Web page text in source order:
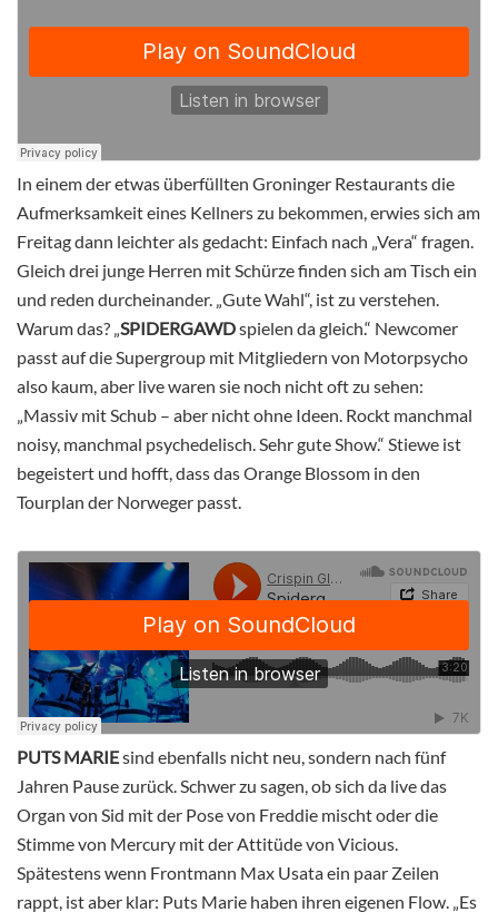
In einem der etwas überfüllten Groninger Restaurants die
Aufmerksamkeit eines Kellners zu bekommen, erwies sich am
Freitag dann leichter als gedacht: Einfach nach „Vera“ fragen.
Gleich drei junge Herren mit Schürze finden sich am Tisch ein
und reden durcheinander. „Gute Wahl“, ist zu verstehen.
Warum das? „SPIDERGAWDspielen da gleich.“ Newcomer
passt auf die Supergroup mit Mitgliedern von Motorpsycho
also kaum, aber live waren sie noch nicht oft zu sehen:
„Massiv mit Schub – aber nicht ohne Ideen. Rockt manchmal
noisy, manchmal psychedelisch. Sehr gute Show.“ Stiewe ist
begeistert und hofft, dass das Orange Blossom in den
Tourplan der Norweger passt.
PUTS MARIEsind ebenfalls nicht neu, sondern nach fünf
Jahren Pause zurück. Schwer zu sagen, ob sich da live das
Organ von Sid mit der Pose von Freddie mischt oder die
Stimme von Mercury mit der Attitüde von Vicious.
Spätestens wenn Frontmann Max Usata ein paar Zeilen
rappt, ist aber klar: Puts Marie haben ihren eigenen Flow. „Es